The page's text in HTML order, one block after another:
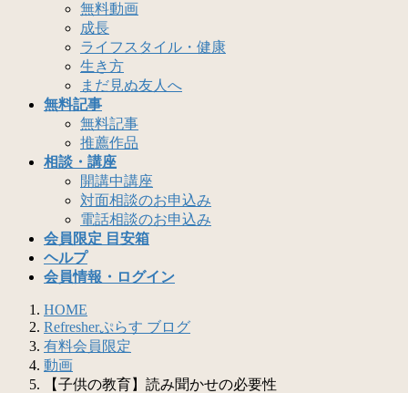
無料動画
成長
ライフスタイル・健康
生き方
まだ見ぬ友人へ
無料記事
無料記事
推薦作品
相談・講座
開講中講座
対面相談のお申込み
電話相談のお申込み
会員限定 目安箱
ヘルプ
会員情報・ログイン
HOME
Refresherぷらす ブログ
有料会員限定
動画
【子供の教育】読み聞かせの必要性